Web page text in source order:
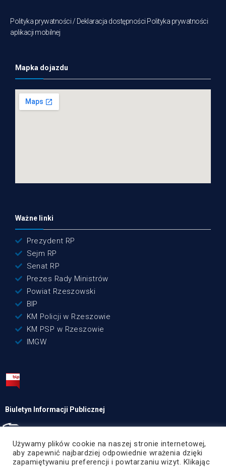
Polityka prywatności / Deklaracja dostępności Polityka prywatności
aplikacji mobilnej
Mapka dojazdu
Ważne linki
Prezydent RP
Sejm RP
Senat RP
Prezes Rady Ministrów
Powiat Rzeszowski
BIP
KM Policji w Rzeszowie
KM PSP w Rzeszowie
IMGW
Biuletyn Informacji Publicznej
© Copyright 2020
Wszelkie prawa zastrzeżone
Używamy plików cookie na naszej stronie internetowej,
aby zapewnić najbardziej odpowiednie wrażenia dzięki
zapamiętywaniu preferencji i powtarzaniu wizyt. Klikając